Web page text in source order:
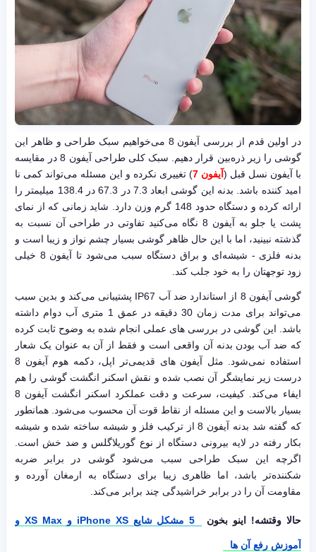
در اولین قدم از بررسی آیفون 8 می‌خواهیم سبک طراحی و ظاهر این
گوشی را زیر ذره‌بین قرار دهیم. سبک کلی طراحی آیفون 8 در مقایسه
با آیفون نسل قبل ( آیفون 7
) تغییری نکرده و این مسئله می‌تواند کمی نا
امید کننده باشد. بدنه این گوشی ابعاد 7.3 در 67.3 در 138.4 میلیمتر را
ارائه کرده و دستگاه حدود 148 گرم وزن دارد. شاید زمانی که از نمای
پشت یا جلو به آیفون 8 نگاه می‌کنید تفاوتی در طراحی آن نسبت به
گذشته نبینید، اما با این حال ظاهر گوشی بسیار چشم نواز و زیبا است و
بدنه فلزی - شیشه‌ای و براق دستگاه سبب می‌شود تا آیفون 8 خیلی
زود توجهتان را به خود جلب کند.
گوشی آیفون 8 از استاندارد ضد آب IP67 پشتیبانی می‌کند و بدین سبب
می‌‌تواند برای مدت زمان 30 دقیقه در عمق 1 متری آب دوام داشته
باشد. این گوشی در بررسی های عملی انجام شده به وضوح ثابت کرده
که ضد آب بودن بدنه آن واقعی است و فقط از آن به عنوان یک شعار
استفاده نمی‌شود. مثل آیفون های قدیمی‌تر اپل، دکمه هوم آیفون 8
درست زیر نمایشگر آن نصب شده و نقش اسکنر انگشت گوشی را هم
ایفاء می‌کند. کیفیت، سرعت و دقت عملکرد اسکنر انگشت آیفون 8
بسیار بالاست و این مسئله از نقاط قوت آن محسوب می‌شود. همانطور
که گفته شد بدنه آیفون 8 از ترکیب فلز و شیشه ساخته شده و شیشه
بکار رفته در لایه بیرونی دستگاه از نوع گوریلاگلس و ضد خش است.
اگرچه این سبک طراحی سبب می‌شود گوشی در برابر ضربه
شکننده‌تر باشد، اما ظاهری زیبا برای دستگاه به ارمغان آورده و
مقاومت آن را در برابر خراشیدگی چند برابر می‌کند.
حالا وقتشه! اینو بخون 5 مشکل شایع iPhone XS و XS Max و
آموزش رفع آن ها